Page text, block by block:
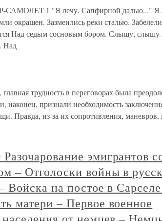
1 "Я лечу. Сапфирной далью..." Я
окрашен. Зазмеились реки сталью.
Над седым сосновым бором. Слышу, слышу
Над
трудность в переговорах была
наконец, признали необходимость
Правда, из-за их сопротивления, маневров,
эмигрантов
– Отголоски войны в
Войска на постое в
матери – Первое военное